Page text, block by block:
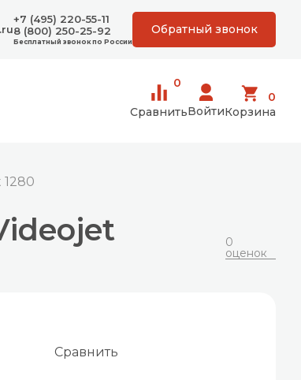
+7 (495) 220-55-11
8 (800) 250-25-92
Бесплатный звонок по России
Обратный звонок
0
СравнитьВойти
0
Корзина
0
оценок
Сравнить